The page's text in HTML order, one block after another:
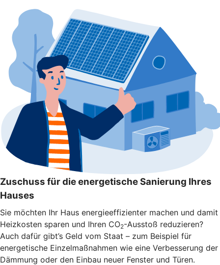
Zuschuss für die energetische Sanierung Ihres
Hauses
Sie möchten Ihr Haus energieeffizienter machen und damit
Heizkosten sparen und Ihren CO2-Ausstoß reduzieren?
Auch dafür gibt’s Geld vom Staat – zum Beispiel für
energetische Einzelmaßnahmen wie eine Verbesserung der
Dämmung oder den Einbau neuer Fenster und Türen.